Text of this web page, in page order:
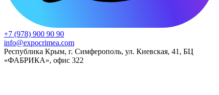
+7 (978) 900 90 90
info@expocrimea.com
Республика Крым, г. Симферополь, ул. Киевская, 41, БЦ
«ФАБРИКА», офис 322